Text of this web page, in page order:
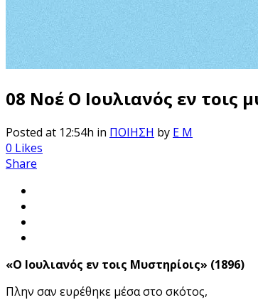
08 Νοέ Ο Ιουλιανός εν τοις
Posted at 12:54h in ΠΟΙΗΣΗ by E M
0 Likes
Share
«Ο Ιουλιανός εν τοις Μυστηρίοις» (1896)
Πλην σαν ευρέθηκε μέσα στο σκότος,